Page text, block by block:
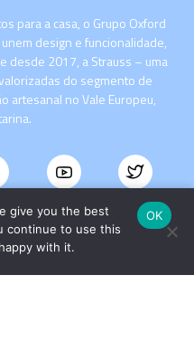
para a casa, o Grupo Oxford
design e funcionalidade,
desde 2017, a Strauss – uma
do segmento de
artesanal no Vale Europeu,
give you the best
continue to use this
with it.
OK